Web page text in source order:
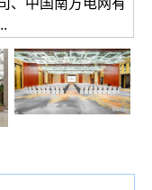
、中国南方电网有